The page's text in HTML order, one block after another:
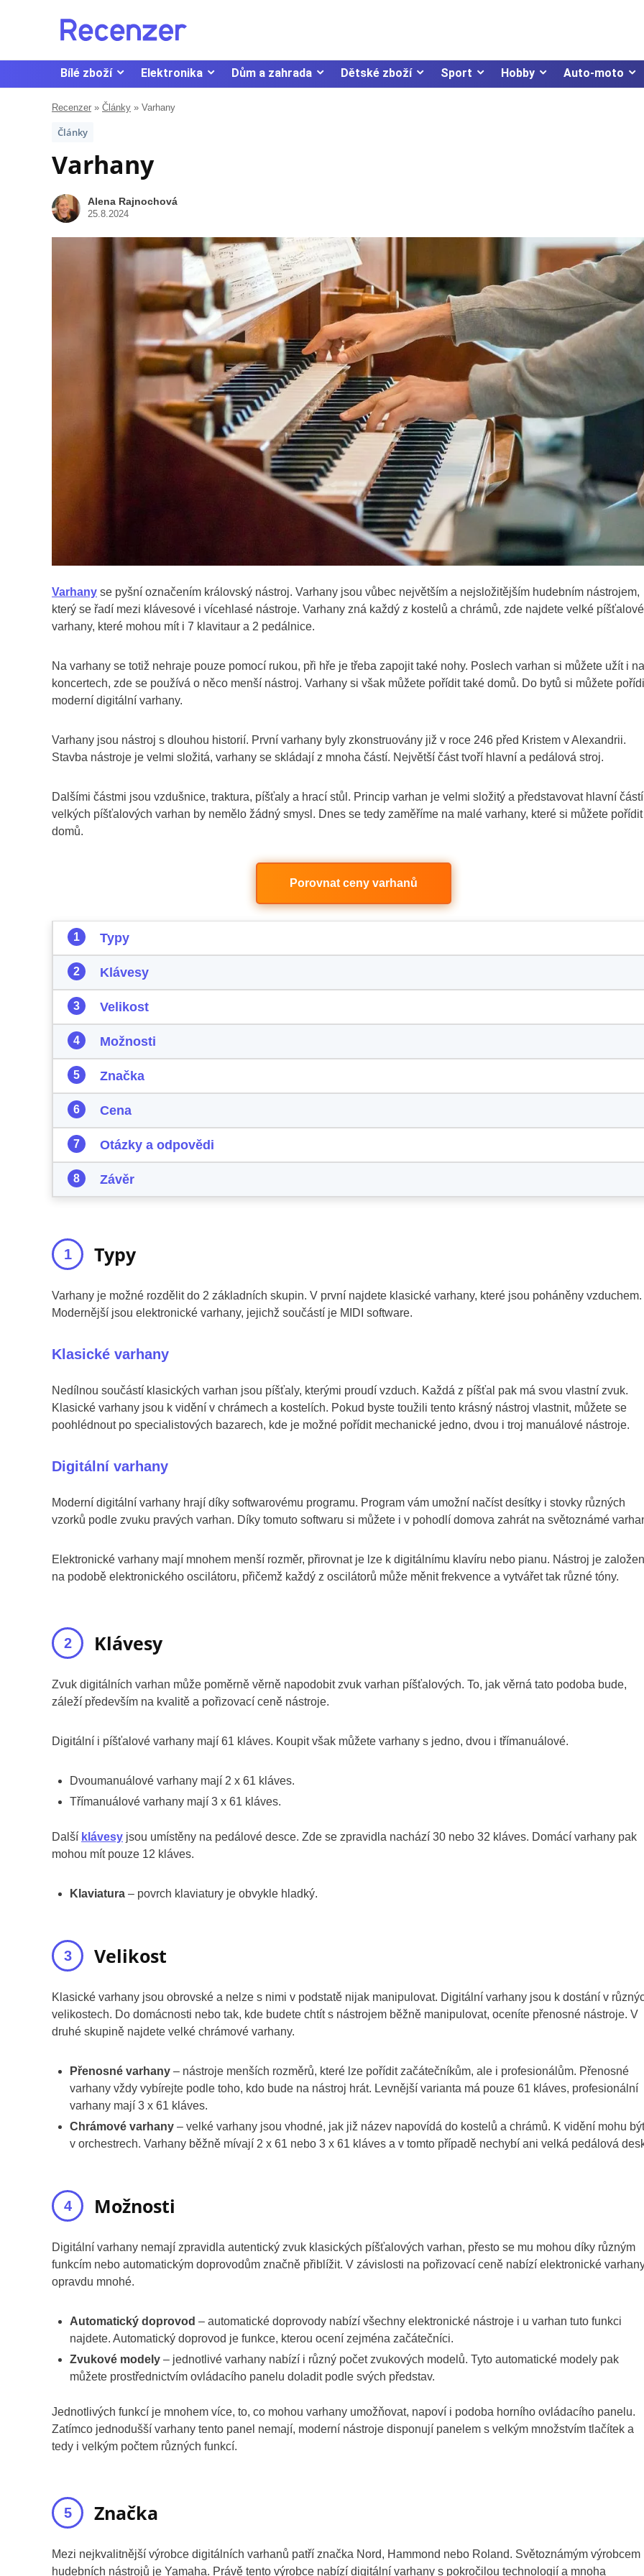
Bílé zboží Elektronika Dům a zahrada Dětské zboží Sport Hobby Auto-moto
Recenzer » Články » Varhany
Články
Varhany
Alena Rajnochová
25.8.2024
Varhany se pyšní označením královský nástroj. Varhany jsou vůbec největším a nejsložitějším hudebním nástrojem,
který se řadí mezi klávesové i vícehlasé nástroje. Varhany zná každý z kostelů a chrámů, zde najdete velké píšťalové
varhany, které mohou mít i 7 klavitaur a 2 pedálnice.
Na varhany se totiž nehraje pouze pomocí rukou, při hře je třeba zapojit také nohy. Poslech varhan si můžete užít i na
koncertech, zde se používá o něco menší nástroj. Varhany si však můžete pořídit také domů. Do bytů si můžete
moderní digitální varhany.
Varhany jsou nástroj s dlouhou historií. První varhany byly zkonstruovány již v roce 246 před Kristem v Alexandrii.
Stavba nástroje je velmi složitá, varhany se skládají z mnoha částí. Největší část tvoří hlavní a pedálová stroj.
Dalšími částmi jsou vzdušnice, traktura, píšťaly a hrací stůl. Princip varhan je velmi složitý a představovat hlavní částí
velkých píšťalových varhan by nemělo žádný smysl. Dnes se tedy zaměříme na malé varhany, které si můžete pořídit
domů.
Porovnat ceny varhanů
Typy
Klávesy
Velikost
Možnosti
Značka
Cena
Otázky a odpovědi
Závěr
Typy
Varhany je možné rozdělit do 2 základních skupin. V první najdete klasické varhany, které jsou poháněny vzduchem.
Modernější jsou elektronické varhany, jejichž součástí je MIDI software.
Klasické varhany
Nedílnou součástí klasických varhan jsou píšťaly, kterými proudí vzduch. Každá z píšťal pak má svou vlastní zvuk.
Klasické varhany jsou k vidění v chrámech a kostelích. Pokud byste toužili tento krásný nástroj vlastnit, můžete se
poohlédnout po specialistových bazarech, kde je možné pořídit mechanické jedno, dvou i troj manuálové nástroje.
Digitální varhany
Moderní digitální varhany hrají díky softwarovému programu. Program vám umožní načíst desítky i stovky různých
vzorků podle zvuku pravých varhan. Díky tomuto softwaru si můžete i v pohodlí domova zahrát na světoznámé
Elektronické varhany mají mnohem menší rozměr, přirovnat je lze k digitálnímu klavíru nebo pianu. Nástroj je založen
na podobě elektronického oscilátoru, přičemž každý z oscilátorů může měnit frekvence a vytvářet tak různé tóny.
Klávesy
Zvuk digitálních varhan může poměrně věrně napodobit zvuk varhan píšťalových. To, jak věrná tato podoba bude,
záleží především na kvalitě a pořizovací ceně nástroje.
Digitální i píšťalové varhany mají 61 kláves. Koupit však můžete varhany s jedno, dvou i třímanuálové.
Dvoumanuálové varhany mají 2 x 61 kláves.
Třímanuálové varhany mají 3 x 61 kláves.
Další klávesy jsou umístěny na pedálové desce. Zde se zpravidla nachází 30 nebo 32 kláves. Domácí varhany pak
mohou mít pouze 12 kláves.
Klaviatura – povrch klaviatury je obvykle hladký.
Velikost
Klasické varhany jsou obrovské a nelze s nimi v podstatě nijak manipulovat. Digitální varhany jsou k dostání v
velikostech. Do domácnosti nebo tak, kde budete chtít s nástrojem běžně manipulovat, oceníte přenosné nástroje. V
druhé skupině najdete velké chrámové varhany.
Přenosné varhany – nástroje menších rozměrů, které lze pořídit začátečníkům, ale i profesionálům. Přenosné
varhany vždy vybírejte podle toho, kdo bude na nástroj hrát. Levnější varianta má pouze 61 kláves, profesionální
varhany mají 3 x 61 kláves.
Chrámové varhany – velké varhany jsou vhodné, jak již název napovídá do kostelů a chrámů. K vidění mohu
v orchestrech. Varhany běžně mívají 2 x 61 nebo 3 x 61 kláves a v tomto případě nechybí ani velká pedálová
Možnosti
Digitální varhany nemají zpravidla autentický zvuk klasických píšťalových varhan, přesto se mu mohou díky různým
funkcím nebo automatickým doprovodům značně přiblížit. V závislosti na pořizovací ceně nabízí elektronické
opravdu mnohé.
Automatický doprovod – automatické doprovody nabízí všechny elektronické nástroje i u varhan tuto funkci
najdete. Automatický doprovod je funkce, kterou ocení zejména začátečníci.
Zvukové modely – jednotlivé varhany nabízí i různý počet zvukových modelů. Tyto automatické modely pak
můžete prostřednictvím ovládacího panelu doladit podle svých představ.
Jednotlivých funkcí je mnohem více, to, co mohou varhany umožňovat, napoví i podoba horního ovládacího panelu.
Zatímco jednodušší varhany tento panel nemají, moderní nástroje disponují panelem s velkým množstvím tlačítek a
tedy i velkým počtem různých funkcí.
Značka
Mezi nejkvalitnější výrobce digitálních varhanů patří značka Nord, Hammond nebo Roland. Světoznámým výrobcem
hudebních nástrojů je Yamaha. Právě tento výrobce nabízí digitální varhany s pokročilou technologií a mnoha